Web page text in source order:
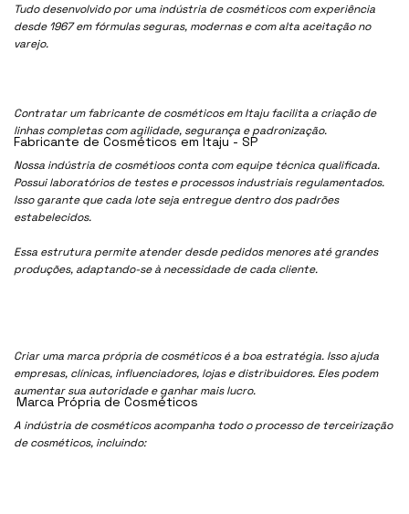
Tudo desenvolvido por uma indústria de cosméticos com experiência
desde 1967 em fórmulas seguras, modernas e com alta aceitação no
varejo.
Contratar um fabricante de cosméticos em Itaju facilita a criação de
linhas completas com agilidade, segurança e padronização.
Nossa indústria de cosmétioos conta com equipe técnica qualificada.
Possui laboratórios de testes e processos industriais regulamentados.
Isso garante que cada lote seja entregue dentro dos padrões
estabelecidos.
Essa estrutura permite atender desde pedidos menores até grandes
produções, adaptando-se à necessidade de cada cliente.
Criar uma marca própria de cosméticos é a boa estratégia. Isso ajuda
empresas, clínicas, influenciadores, lojas e distribuidores. Eles podem
aumentar sua autoridade e ganhar mais lucro.
A indústria de cosméticos acompanha todo o processo de terceirização
de cosméticos, incluindo:
Fabricante de Cosméticos em Itaju - SP
Marca Própria de Cosméticos